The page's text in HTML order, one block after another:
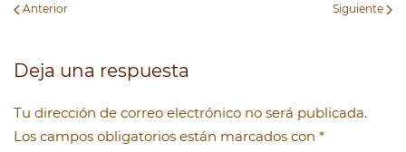
Anterior Siguiente
Deja una respuesta
Tu dirección de correo electrónico no será publicada.
Los campos obligatorios están marcados con *